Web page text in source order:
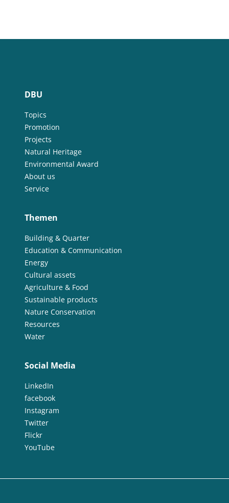
DBU
Topics
Promotion
Projects
Natural Heritage
Environmental Award
About us
Service
Themen
Building & Quarter
Education & Communication
Energy
Cultural assets
Agriculture & Food
Sustainable products
Nature Conservation
Resources
Water
Social Media
LinkedIn
facebook
Instagram
Twitter
Flickr
YouTube